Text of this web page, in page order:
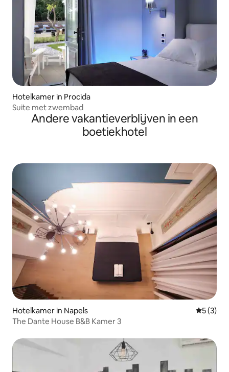
Hotelkamer in Procida
Suite met zwembad
Andere vakantieverblijven in een
boetiekhotel
Hotelkamer in Napels
5 (3)
The Dante House B&B Kamer 3